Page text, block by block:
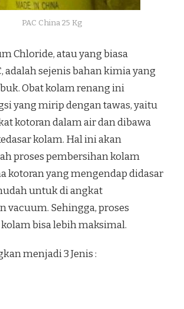
PAC China 25 Kg
Chloride, atau yang biasa
adalah sejenis bahan kimia yang
Obat kolam renang ini
yang mirip dengan tawas, yaitu
kotoran dalam air dan dibawa
kolam. Hal ini akan
proses pembersihan kolam
kotoran yang mengendap didasar
untuk di angkat
vacuum. Sehingga, proses
bisa lebih maksimal.
menjadi 3 Jenis :